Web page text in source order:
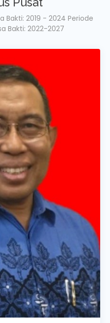
Bakti: 2019 - 2024 Periode
Bakti: 2022-2027